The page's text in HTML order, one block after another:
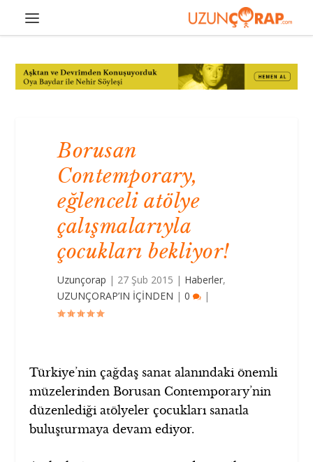
Borusan
Contemporary,
eğlenceli atölye
çalışmalarıyla
çocukları bekliyor!
Uzunçorap | 27 Şub 2015 | Haberler,
UZUNÇORAP’IN İÇİNDEN |0 |
Türkiye’nin çağdaş sanat alanındaki önemli
müzelerinden Borusan Contemporary’nin
düzenlediği atölyeler çocukları sanatla
buluşturmaya devam ediyor.